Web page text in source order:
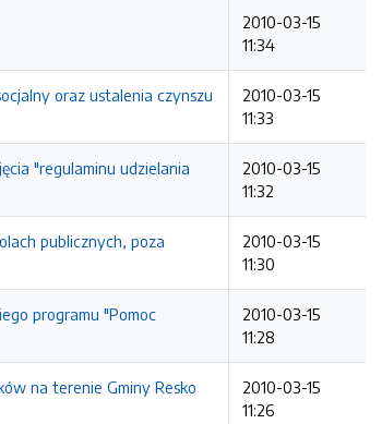
2010-03-15
11:34
oraz ustalenia czynszu
2010-03-15
11:33
"regulaminu udzielania
2010-03-15
11:32
publicznych, poza
2010-03-15
11:30
programu "Pomoc
2010-03-15
11:28
na terenie Gminy Resko
2010-03-15
11:26